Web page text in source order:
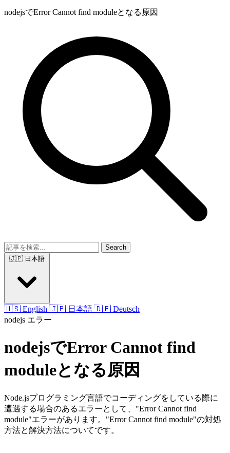
nodejsでError Cannot find moduleとなる原因
Search
🇺🇸 English 🇯🇵 日本語 🇩🇪 Deutsch
nodejs エラー
nodejsでError Cannot find
moduleとなる原因
Node.jsプログラミング言語でコーディングをしている際に
遭遇する場合のあるエラーとして、"Error Cannot find
module"エラーがあります。"Error Cannot find module"の対処
方法と解決方法についてです。